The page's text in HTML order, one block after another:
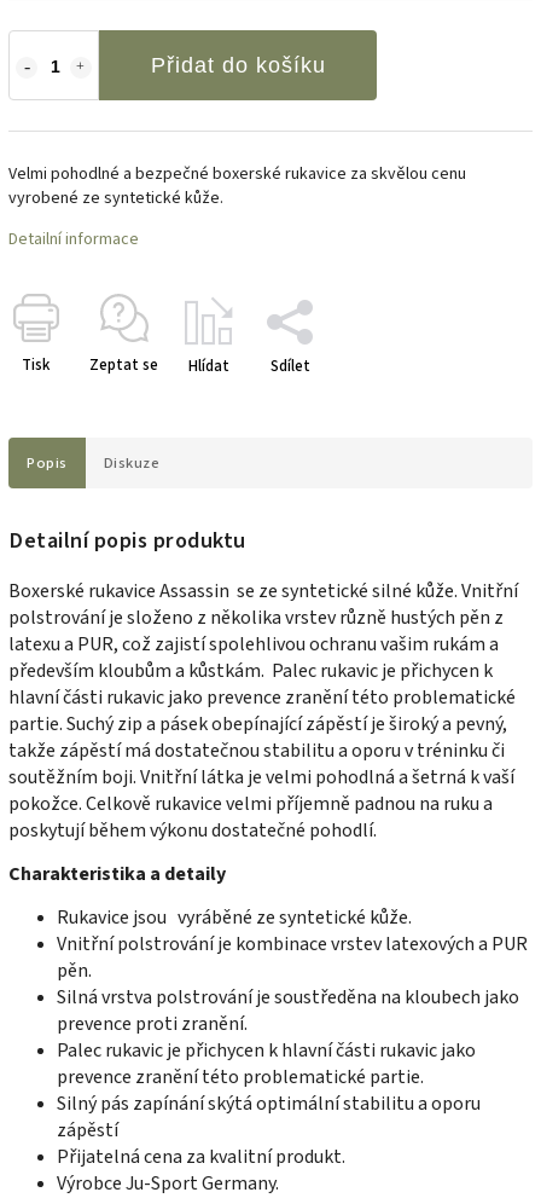
Přidat do košíku
Velmi pohodlné a bezpečné boxerské rukavice za skvělou cenu
vyrobené ze syntetické kůže.
Detailní informace
Tisk Zeptat se Hlídat Sdílet
Popis Diskuze
Detailní popis produktu
Boxerské rukavice Assassin se ze syntetické silné kůže. Vnitřní
polstrování je složeno z několika vrstev různě hustých pěn z
latexu a PUR, což zajistí spolehlivou ochranu vašim rukám a
především kloubům a kůstkám. Palec rukavic je přichycen k
hlavní části rukavic jako prevence zranění této problematické
partie. Suchý zip a pásek obepínající zápěstí je široký a pevný,
takže zápěstí má dostatečnou stabilitu a oporu v tréninku či
soutěžním boji. Vnitřní látka je velmi pohodlná a šetrná k vaší
pokožce. Celkově rukavice velmi příjemně padnou na ruku a
poskytují během výkonu dostatečné pohodlí.
Charakteristika a detaily
Rukavice jsou vyráběné ze syntetické kůže.
Vnitřní polstrování je kombinace vrstev latexových a PUR
pěn.
Silná vrstva polstrování je soustředěna na kloubech jako
prevence proti zranění.
Palec rukavic je přichycen k hlavní části rukavic jako
prevence zranění této problematické partie.
Silný pás zapínání skýtá optimální stabilitu a oporu
zápěstí
Přijatelná cena za kvalitní produkt.
Výrobce Ju-Sport Germany.